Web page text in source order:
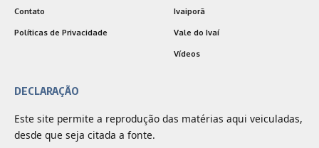
Contato
Políticas de Privacidade
Ivaiporã
Vale do Ivaí
Vídeos
DECLARAÇÃO
Este site permite a reprodução das matérias aqui veiculadas,
desde que seja citada a fonte.